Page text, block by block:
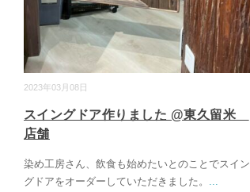
2023年03月08日
スイングドア作りました @東久留米
店舗
染め工房さん、飲食も始めたいとのことでスイン
グドアをオーダーしていただきました。